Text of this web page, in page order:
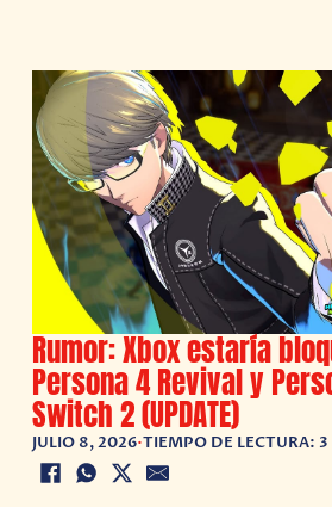
Rumor: Xbox estaría
Persona 4 Revival y
Switch 2 (UPDATE)
JULIO 8, 2026•TIEMPO DE LECTURA: